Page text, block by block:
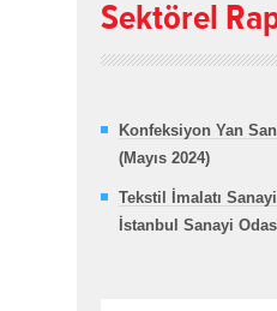
Sektörel
Konfeksiyon Yan
(Mayıs 2024)
Tekstil İmalatı
İstanbul Sanayi